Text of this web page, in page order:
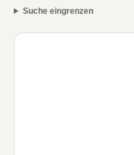
Suche eingrenzen